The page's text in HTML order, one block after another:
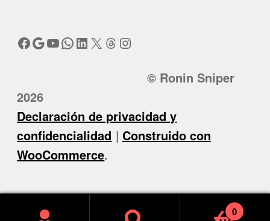
Facebook
Google
YouTube
WhatsApp
LinkedIn
X Threads
Instagram
© Ronin Sniper
2026
Declaración de privacidad y
confidencialidad
Construido con
WooCommerce.
0